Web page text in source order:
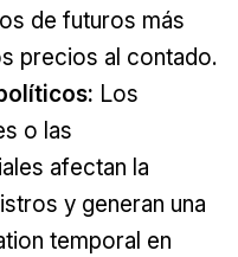
de futuros más
precios al contado.
Los
o las
afectan la
y generan una
temporal en